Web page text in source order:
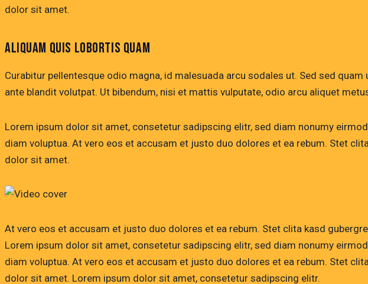
dolor sit amet.
ALIQUAM QUIS LOBORTIS QUAM
Curabitur pellentesque odio magna, id malesuada arcu sodales ut. Sed sed
ante blandit volutpat. Ut bibendum, nisi et mattis vulputate, odio arcu aliquet
Lorem ipsum dolor sit amet, consetetur sadipscing elitr, sed diam nonumy
diam voluptua. At vero eos et accusam et justo duo dolores et ea rebum. Stet
dolor sit amet.
At vero eos et accusam et justo duo dolores et ea rebum. Stet clita kasd
Lorem ipsum dolor sit amet, consetetur sadipscing elitr, sed diam nonumy
diam voluptua. At vero eos et accusam et justo duo dolores et ea rebum. Stet
dolor sit amet. Lorem ipsum dolor sit amet, consetetur sadipscing elitr.